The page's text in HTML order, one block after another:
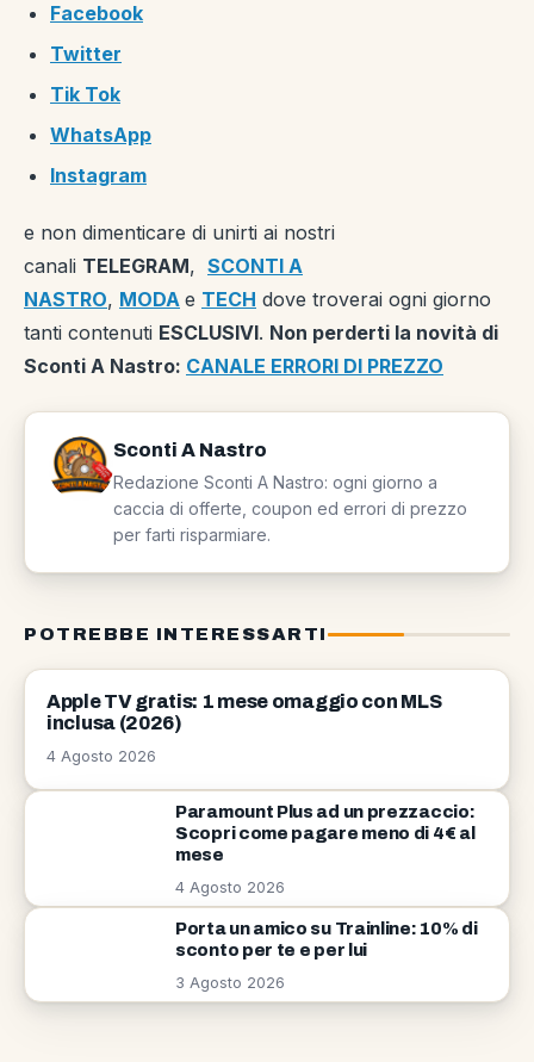
Facebook
Twitter
Tik Tok
WhatsApp
Instagram
e non dimenticare di unirti ai nostri
canali TELEGRAM, SCONTI A
NASTRO, MODA e TECH dove troverai ogni giorno
tanti contenuti ESCLUSIVI. Non perderti la novità di
Sconti A Nastro: CANALE ERRORI DI PREZZO
Sconti A Nastro
Redazione Sconti A Nastro: ogni giorno a
caccia di offerte, coupon ed errori di prezzo
per farti risparmiare.
POTREBBE INTERESSARTI
NEWS
Apple TV gratis: 1 mese omaggio con MLS
inclusa (2026)
4 Agosto 2026
Paramount Plus ad un prezzaccio:
Scopri come pagare meno di 4€ al
mese
4 Agosto 2026
Porta un amico su Trainline: 10% di
sconto per te e per lui
3 Agosto 2026